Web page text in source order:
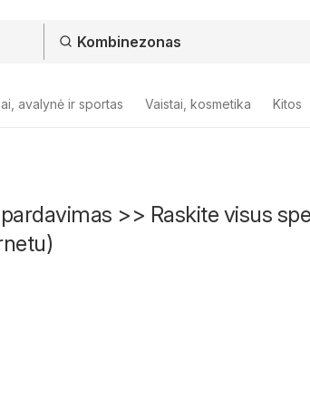
avalynė ir sportas Vaistai, kosmetika Kitos
>> Raskite visus